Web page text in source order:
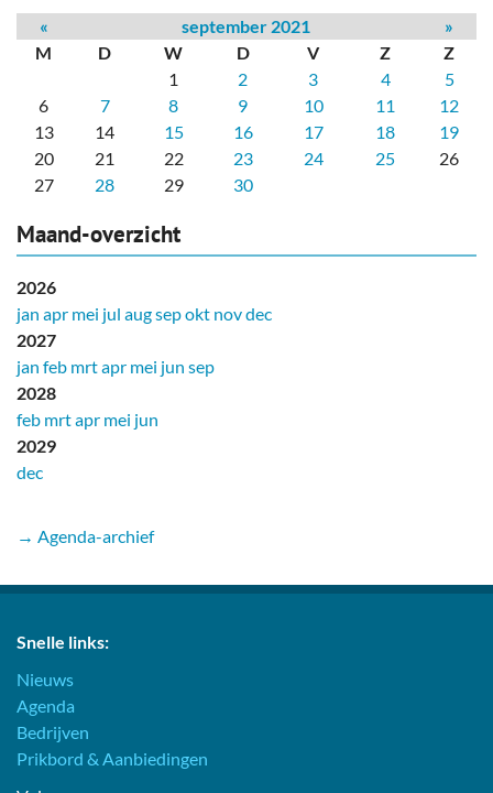
« september 2021
»
M
D W D V Z
Z
1
2 3 4
5
6
7 8 9 10 11
12
13
14 15 16 17 18
19
20
21 22 23 24 25
26
27
28 29 30
Maand-overzicht
2026
jan apr mei jul augsepokt novdec
2027
jan feb mrtapr mei jun sep
2028
feb mrtapr mei jun
2029
dec
→ Agenda-archief
Snelle links:
Nieuws
Agenda
Bedrijven
Prikbord & Aanbiedingen